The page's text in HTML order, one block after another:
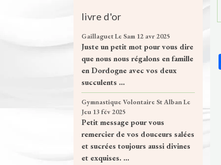
livre d'or
GaillaguetLe Sam 12 avr 2025
Juste un petit mot pour vous dire
que nous nous régalons en famille
en Dordogne avec vos deux
succulents ...
Gymnastique Volontaire St AlbanLe
Jeu 13 fév 2025
Petit message pour vous
remercier de vos douceurs salées
et sucrées toujours aussi divines
et exquises. ...